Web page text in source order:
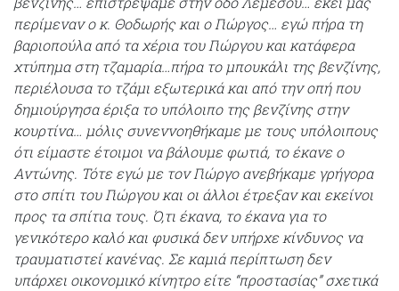
περίμεναν ο κ. Θοδωρής και ο Γιώργος… εγώ πήρα τη
βαριοπούλα από τα χέρια του Γιώργου και κατάφερα
χτύπημα στη τζαμαρία…πήρα το μπουκάλι της βενζίνης,
περιέλουσα το τζάμι εξωτερικά και από την οπή που
δημιούργησα έριξα το υπόλοιπο της βενζίνης στην
κουρτίνα… μόλις συνεννοηθήκαμε με τους υπόλοιπους
ότι είμαστε έτοιμοι να βάλουμε φωτιά, το έκανε ο
Αντώνης. Τότε εγώ με τον Γιώργο ανεβήκαμε γρήγορα
στο σπίτι του Γιώργου και οι άλλοι έτρεξαν και εκείνοι
προς τα σπίτια τους. Ό,τι έκανα, το έκανα για το
γενικότερο καλό και φυσικά δεν υπήρχε κίνδυνος να
τραυματιστεί κανένας. Σε καμιά περίπτωση δεν
υπάρχει οικονομικό κίνητρο είτε “προστασίας” σχετικά